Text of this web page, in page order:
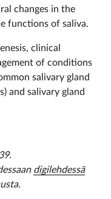
changes in the
functions of saliva.
clinical
of conditions
salivary gland
and salivary gland
digilehdessä